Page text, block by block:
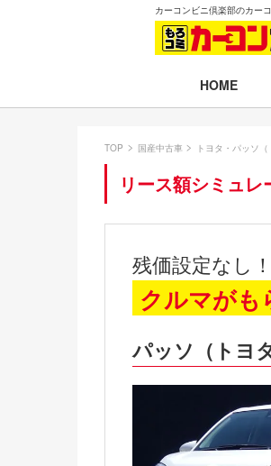
カーコンビニ倶楽部のカー
HOME
TOP 国産中古車 トヨタ・パッソ
リース額シミュレ
残価設定なし
クルマがも
パッソ（トヨタ